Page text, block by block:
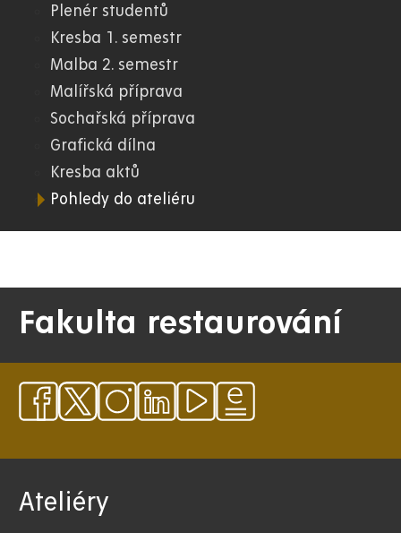
07.
FR
Plenér studentů
Kresba 1. semestr
Malba 2. semestr
Malířská příprava
Sochařská příprava
Grafická dílna
Kresba aktů
Pohledy do ateliéru
Fakulta restaurování
Ateliéry